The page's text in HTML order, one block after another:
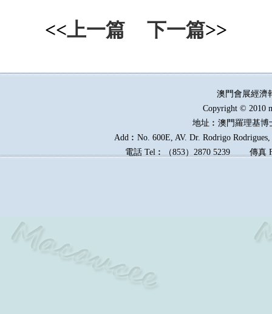
<<上一篇 下一篇>>
澳門會展經
Copyright © 2010
地址︰澳門羅理基博
Add︰No. 600E, AV. Dr. Rodrigo
電話 Tel︰（853）2870 5239傳真